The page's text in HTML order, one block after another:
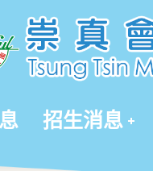
招生消息